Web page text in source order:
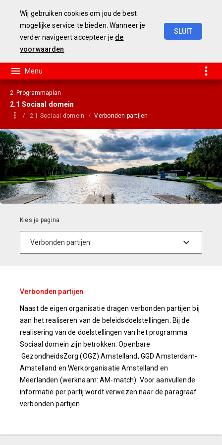
Wij gebruiken cookies om jou de best
mogelijke service te bieden. Wanneer je
verder navigeert accepteer je de
voorwaarden
SLUIT
2. Programmaplan
2.1 Sociaal domein
2.1 Sociaal domein Verbonden partijen
Verbonden partijen
Naast de eigen organisatie dragen verbonden partijen bij
aan het realiseren van de beleidsdoelstellingen. Bij de
realisering van de doelstellingen van het programma
Sociaal domein zijn betrokken: Openbare
GezondheidsZorg (OGZ) Amstelland, GGD Amsterdam-
Amstelland en Werkorganisatie Amstelland en
Meerlanden (werknaam: AM-match). Voor aanvullende
informatie per partij wordt verwezen naar de paragraaf
verbonden partijen.